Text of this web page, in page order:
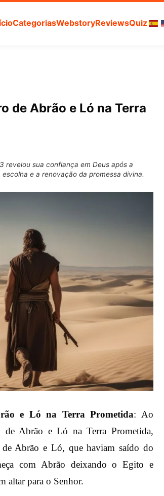
CategoriasWebstoryReviewsQuiz
de Abrão e Ló na Terra
revelou sua confiança em Deus após a
e a renovação da promessa divina.
e Ló na Terra Prometida: Ao
de Abrão e Ló na Terra Prometida,
de Abrão e Ló, que haviam saído do
com Abrão deixando o Egito e
altar para o Senhor.